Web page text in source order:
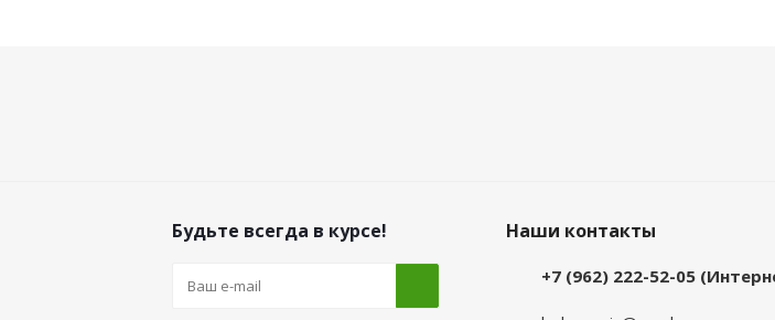
Будьте всегда в курсе! Наши контакты
+7 (962) 222-52-05